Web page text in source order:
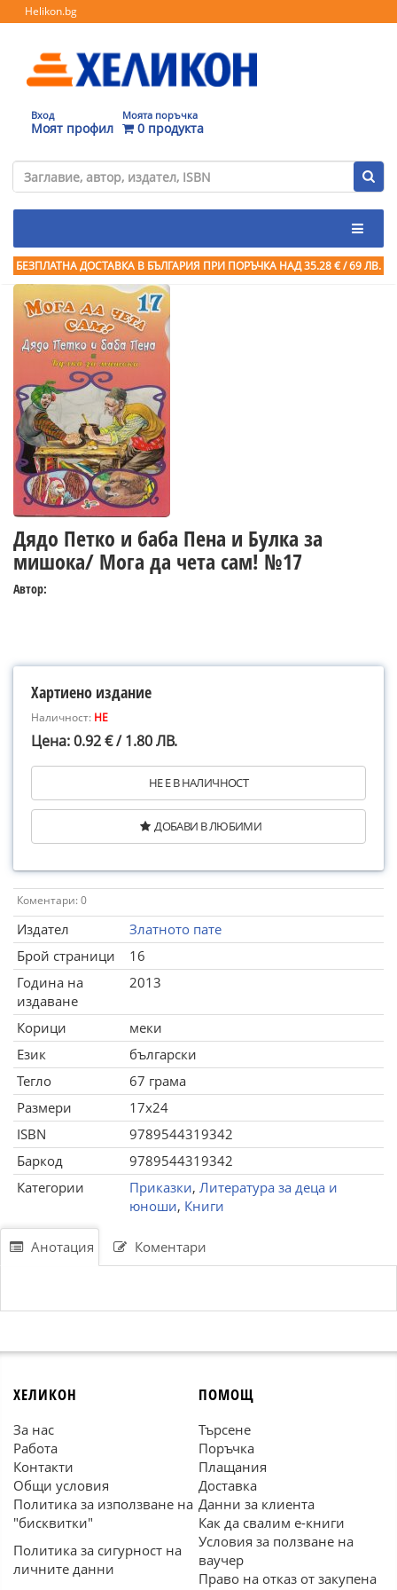
Helikon.bg
Вход
Моят профил
Моята поръчка
0 продукта
БЕЗПЛАТНА ДОСТАВКА В БЪЛГАРИЯ ПРИ ПОРЪЧКА НАД 35.28 € / 69 ЛВ.
Дядо Петко и баба Пена и Булка за
мишока/ Мога да чета сам! №17
Автор:
Хартиено издание
Наличност: НЕ
Цена: 0.92 € / 1.80 ЛВ.
НЕ Е В НАЛИЧНОСТ
ДОБАВИ В ЛЮБИМИ
Коментари: 0
Издател
Златното пате
Брой страници
16
Година на
издаване
2013
Корици
меки
Език
български
Тегло
67 грама
Размери
17x24
ISBN
9789544319342
Баркод
9789544319342
Категории
Приказки, Литература за деца и
юноши, Книги
Анотация Коментари
ХЕЛИКОН
За нас
Работа
Контакти
Общи условия
Политика за използване на
"бисквитки"
Политика за сигурност на
личните данни
ПОМОЩ
Търсене
Поръчка
Плащания
Доставка
Данни за клиента
Как да свалим е-книги
Условия за ползване на
ваучер
Право на отказ от закупена